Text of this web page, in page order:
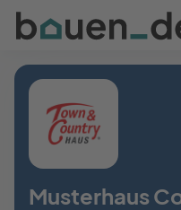
Bauen
Logo
Anmelden
Musterhaus